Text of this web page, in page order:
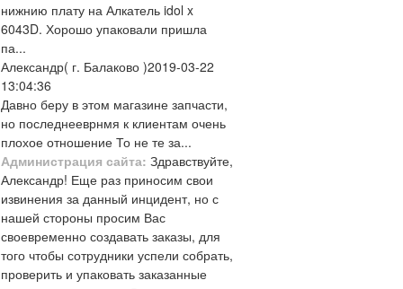
нижнию плату на Алкатель idol x
6043D. Хорошо упаковали пришла
па...
Александр( г. Балаково )2019-03-22
13:04:36
Давно беру в этом магазине запчасти,
но последнееврнмя к клиентам очень
плохое отношение То не те за...
Администрация сайта: Здравствуйте,
Александр! Еще раз приносим свои
извинения за данный инцидент, но с
нашей стороны просим Вас
своевременно создавать заказы, для
того чтобы сотрудники успели собрать,
проверить и упаковать заказанные